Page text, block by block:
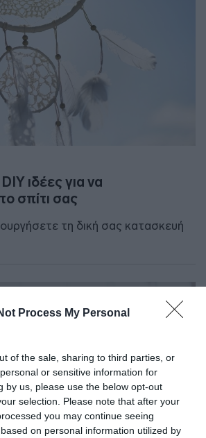
Process My Personal
of the sale, sharing to third parties, or
or sensitive information for
by us, please use the below opt-out
selection. Please note that after your
you may continue seeing
on personal information utilized by
ιδέες για να
σπίτι σας
τη δική σας κατασκευή